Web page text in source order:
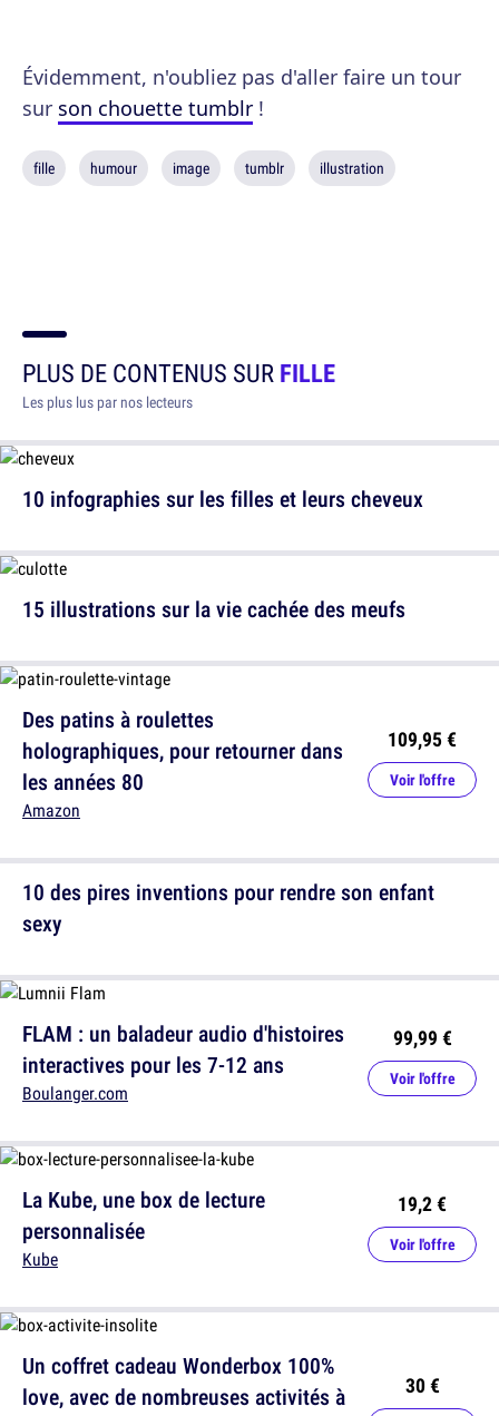
Évidemment, n'oubliez pas d'aller faire un tour
sur son chouette tumblr !
fille humour image tumblr illustration
PLUS DE CONTENUS SURFILLE
Les plus lus par nos lecteurs
10 infographies sur les filles et leurs cheveux
Des patins à roulettes
holographiques, pour retourner dans
les années 80
Amazon
109,95 €
Voir l'offre
FLAM : un baladeur audio d'histoires
interactives pour les 7-12 ans
Boulanger.com
99,99 €
Voir l'offre
15 illustrations sur la vie cachée des meufs
10 des pires inventions pour rendre son enfant
sexy
La Kube, une box de lecture
personnalisée
Kube
19,2 €
Voir l'offre
Un coffret cadeau Wonderbox 100%
love, avec de nombreuses activités à
30 €